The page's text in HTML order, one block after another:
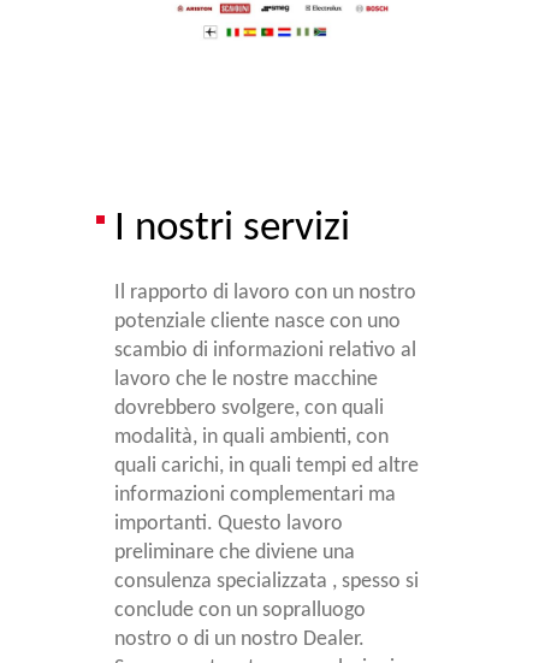
I nostri servizi
Il rapporto di lavoro con un nostro
potenziale cliente nasce con uno
scambio di informazioni relativo al
lavoro che le nostre macchine
dovrebbero svolgere, con quali
modalità, in quali ambienti, con
quali carichi, in quali tempi ed altre
informazioni complementari ma
importanti. Questo lavoro
preliminare che diviene una
consulenza specializzata , spesso si
conclude con un sopralluogo
nostro o di un nostro Dealer.